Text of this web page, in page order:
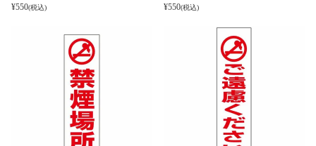
¥550(税込)
¥550(税込)